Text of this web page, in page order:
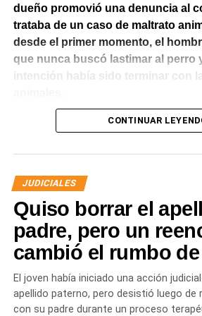
dueño promovió una denuncia al
trataba de un caso de maltrato
desde el primer momento, el
que nunca buscó lastimar al perro
intención había sido terminar con
El Juzgado de Paz analizó el caso y
que los hechos no configuraban la
maltrato animal prevista en el Código
La sentencia destacó que esa figura
dolosa, es decir, la voluntad de
En este caso, la magistrada entendió
relato del denunciante surgía que el
separar a los perros y no con el
border collie. La lesión fue
evitar la pelea y no de una acción
CONTINUAR
JUDICIALES
Quiso borrar el
padre, pero un
cambió el rumbo
El joven había iniciado una acción
apellido paterno, pero desistió luego de
con su padre durante un proceso